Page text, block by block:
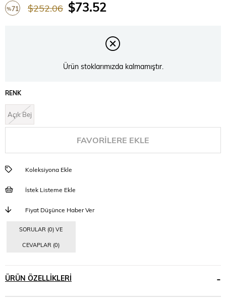
%71 $252.06 $73.52
Ürün stoklarımızda kalmamıştır.
RENK
Açık Bej
FAVORILERE EKLE
Koleksiyona Ekle
İstek Listeme Ekle
Fiyat Düşünce Haber Ver
SORULAR (0) VE
CEVAPLAR (0)
ÜRÜN ÖZELLIKLERI